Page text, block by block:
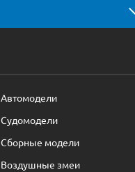
Автомодели
Судомодели
Сборные модели
Воздушные змеи